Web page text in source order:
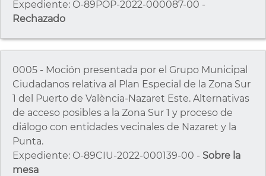
Expediente: O-89POP-2022-000087-00 -
Rechazado
0005 - Moción presentada por el Grupo Municipal
Ciudadanos relativa al Plan Especial de la Zona Sur
1 del Puerto de València-Nazaret Este. Alternativas
de acceso posibles a la Zona Sur 1 y proceso de
diálogo con entidades vecinales de Nazaret y la
Punta.
Expediente: O-89CIU-2022-000139-00 - Sobre la
mesa